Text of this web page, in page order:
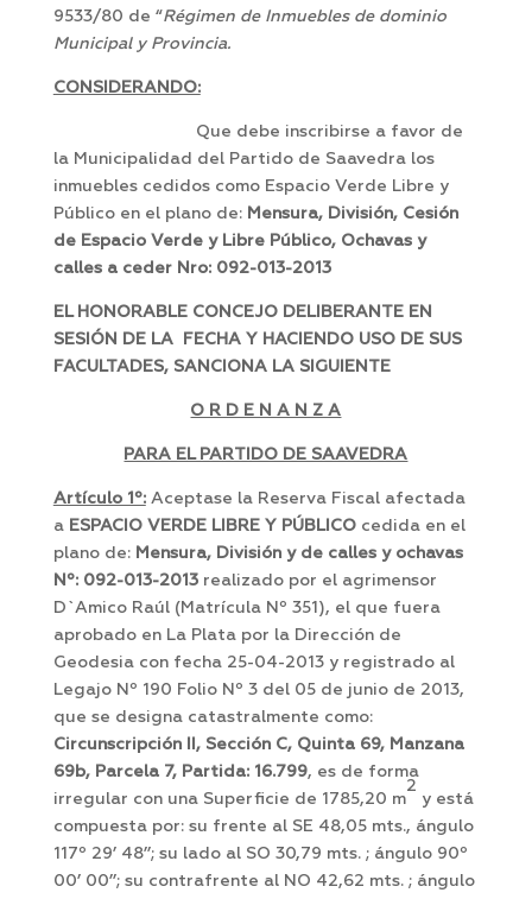
9533/80 de “Régimen de Inmuebles de dominio
Municipal y Provincia.
CONSIDERANDO:
Que debe inscribirse a favor de
la Municipalidad del Partido de Saavedra los
inmuebles cedidos como Espacio Verde Libre y
Público en el plano de: Mensura, División, Cesión
de Espacio Verde y Libre Público, Ochavas y
calles a ceder Nro: 092-013-2013
EL HONORABLE CONCEJO DELIBERANTE EN
SESIÓN DE LA FECHA Y HACIENDO USO DE SUS
FACULTADES, SANCIONA LA SIGUIENTE
O R D E N A N Z A
PARA EL PARTIDO DE SAAVEDRA
Artículo 1º:Aceptase la Reserva Fiscal afectada
a ESPACIO VERDE LIBRE Y PÚBLICOcedida en el
plano de:Mensura, División y de calles y ochavas
Nº: 092-013-2013realizado por el agrimensor
D`Amico Raúl (Matrícula Nº 351), el que fuera
aprobado en La Plata por la Dirección de
Geodesia con fecha 25-04-2013 y registrado al
Legajo Nº 190 Folio Nº 3 del 05 de junio de 2013,
que se designa catastralmente como:
Circunscripción II, Sección C, Quinta 69, Manzana
69b, Parcela 7, Partida: 16.799, es de forma
irregular con una Superficie de 1785,20 m
2
y está
compuesta por: su frente al SE 48,05 mts., ángulo
117º 29’ 48’’; su lado al SO 30,79 mts. ; ángulo 90º
00’ 00’’; su contrafrente al NO 42,62 mts. ; ángulo